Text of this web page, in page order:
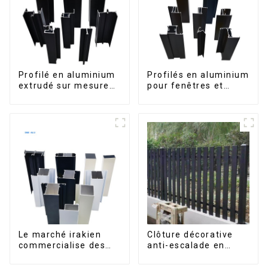
Profilé en aluminium
extrudé sur mesure
Profilés en aluminium
pour fenêtres et
Le marché irakien
commercialise des
Clôture décorative
anti-escalade en